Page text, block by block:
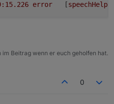
error
	[
Beitrag wenn er euch geholfen hat.
0